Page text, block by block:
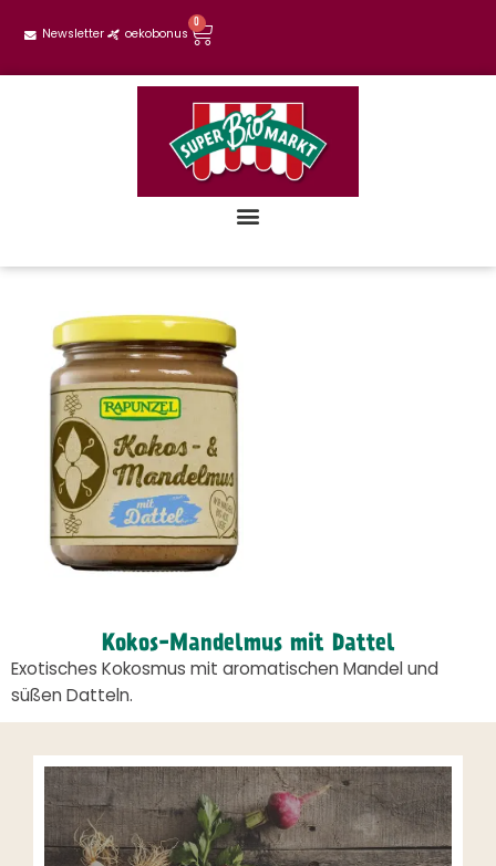
Newsletter oekobonus
0
Kokos-Mandelmus mit Dattel
Exotisches Kokosmus mit aromatischen Mandel und
süßen Datteln.